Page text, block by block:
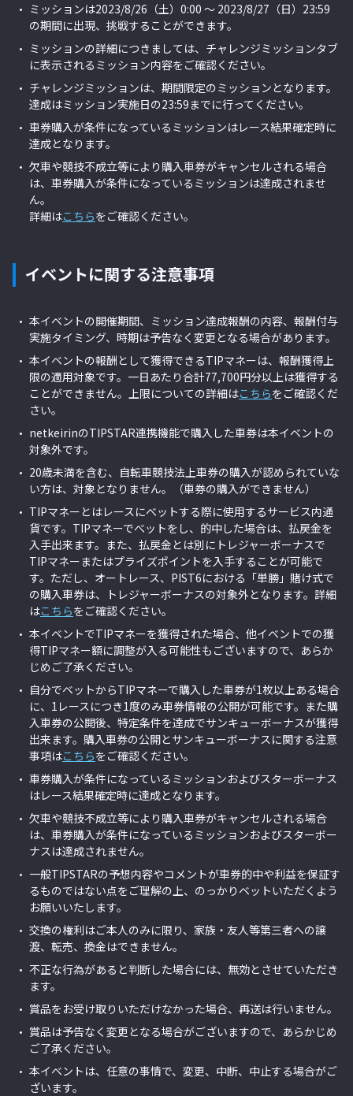
ミッションは2023/8/26（土）0:00 ～ 2023/8/27（日）23:59
の期間に出現、挑戦することができます。
ミッションの詳細につきましては、チャレンジミッションタブ
に表示されるミッション内容をご確認ください。
チャレンジミッションは、期間限定のミッションとなります。
達成はミッション実施日の23:59までに行ってください。
車券購入が条件になっているミッションはレース結果確定時に
達成となります。
欠車や競技不成立等により購入車券がキャンセルされる場合
は、車券購入が条件になっているミッションは達成されませ
ん。
詳細はこちらをご確認ください。
イベントに関する注意事項
本イベントの開催期間、ミッション達成報酬の内容、報酬付与
実施タイミング、時期は予告なく変更となる場合があります。
本イベントの報酬として獲得できるTIPマネーは、報酬獲得上
限の適用対象です。一日あたり合計77,700円分以上は獲得する
ことができません。上限についての詳細はこちらをご確認くだ
さい。
netkeirinのTIPSTAR連携機能で購入した車券は本イベントの
対象外です。
20歳未満を含む、自転車競技法上車券の購入が認められていな
い方は、対象となりません。（車券の購入ができません）
TIPマネーとはレースにべットする際に使用するサービス内通
貨です。TIPマネーでべットをし、的中した場合は、払戻金を
入手出来ます。また、払戻金とは別にトレジャーボーナスで
TIPマネーまたはプライズポイントを入手することが可能で
す。 ただし、オートレース、PIST6における「単勝」賭け式で
の購入車券は、トレジャーボーナスの対象外となります。詳細
はこちらをご確認ください。
本イベントでTIPマネーを獲得された場合、他イベントでの獲
得TIPマネー額に調整が入る可能性もございますので、あらか
じめご了承ください。
自分でベットからTIPマネーで購入した車券が1枚以上ある場合
に、1レースにつき1度のみ車券情報の公開が可能です。また購
入車券の公開後、特定条件を達成でサンキューボーナスが獲得
出来ます。購入車券の公開とサンキューボーナスに関する注意
事項はこちらをご確認ください。
車券購入が条件になっているミッションおよびスターボーナス
はレース結果確定時に達成となります。
欠車や競技不成立等により購入車券がキャンセルされる場合
は、車券購入が条件になっているミッションおよびスターボー
ナスは達成されません。
一般TIPSTARの予想内容やコメントが車券的中や利益を保証す
るものではない点をご理解の上、のっかりベットいただくよう
お願いいたします。
交換の権利はご本人のみに限り、家族・友人等第三者への譲
渡、転売、換金はできません。
不正な行為があると判断した場合には、無効とさせていただき
ます。
賞品をお受け取りいただけなかった場合、再送は行いません。
賞品は予告なく変更となる場合がございますので、あらかじめ
ご了承ください。
本イベント は、任意の事情で、変更、中断、中止する場合がご
ざいます。